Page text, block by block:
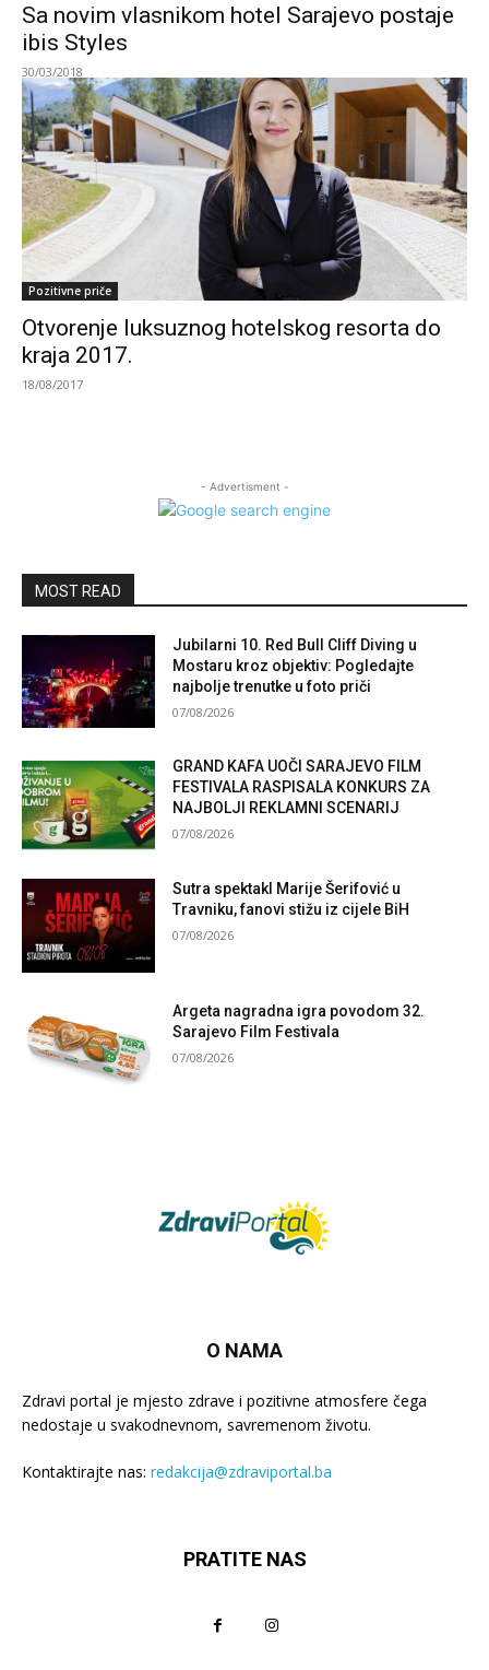
Sa novim vlasnikom hotel Sarajevo postaje
ibis Styles
30/03/2018
Pozitivne priče
Otvorenje luksuznog hotelskog resorta do
kraja 2017.
18/08/2017
- Advertisment -
MOST READ
Jubilarni 10. Red Bull Cliff Diving u
Mostaru kroz objektiv: Pogledajte
najbolje trenutke u foto priči
07/08/2026
GRAND KAFA UOČI SARAJEVO FILM
FESTIVALA RASPISALA KONKURS ZA
NAJBOLJI REKLAMNI SCENARIJ
07/08/2026
Sutra spektakl Marije Šerifović u
Travniku, fanovi stižu iz cijele BiH
07/08/2026
Argeta nagradna igra povodom 32.
Sarajevo Film Festivala
07/08/2026
O NAMA
Zdravi portal je mjesto zdrave i pozitivne atmosfere čega
nedostaje u svakodnevnom, savremenom životu.
Kontaktirajte nas: redakcija@zdraviportal.ba
PRATITE NAS